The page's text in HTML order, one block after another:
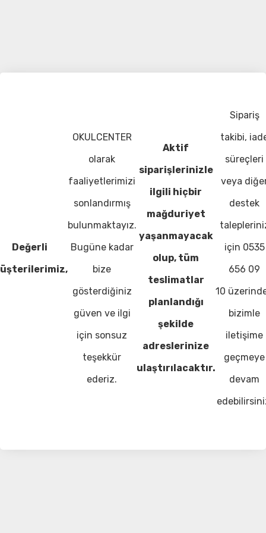
Değerli
OKULCENTER
olarak
faaliyetlerimizi
sonlandırmış
bulunmaktayız.
Bugüne kadar
bize
gösterdiğiniz
güven ve ilgi
için sonsuz
teşekkür
ederiz.
Aktif
siparişlerinizle
ilgili hiçbir
mağduriyet
yaşanmayacak
olup, tüm
teslimatlar
planlandığı
şekilde
adreslerinize
ulaştırılacaktır.
Sipariş
takibi,
süreçleri
veya
destek
için 0535
656 09
10
bizimle
iletişime
geçmeye
devam